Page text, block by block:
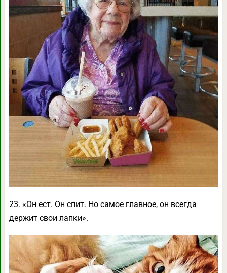
23. «Он ест. Он спит. Но самое главное, он всегда
держит свои лапки».